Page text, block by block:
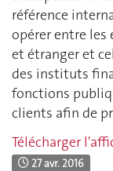
référence
opérer entre les
et étranger et
des instituts
fonctions
clients afin de
Télécharger
27 avr. 2016